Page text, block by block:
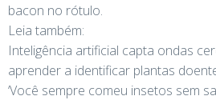
bacon no rótulo.
Leia também:
Inteligência artificial capta ondas
aprender a identificar plantas
‘Você sempre comeu insetos sem